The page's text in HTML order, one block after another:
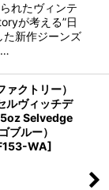
れたヴィンテ
が考える”日
た新作ジーンズ
…
クトリー）
ルヴィッチデ
Selvedge
ルー）
WA]